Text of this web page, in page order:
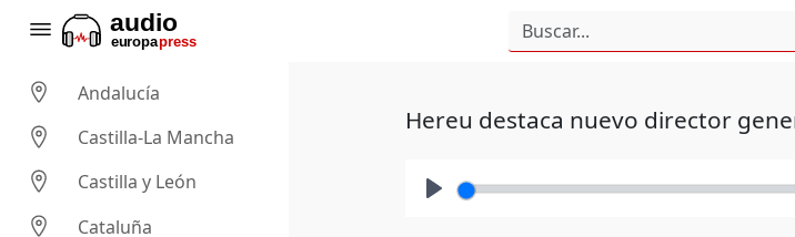
Andalucía
Castilla-La Mancha
Castilla y León
Cataluña
Hereu destaca nuevo director